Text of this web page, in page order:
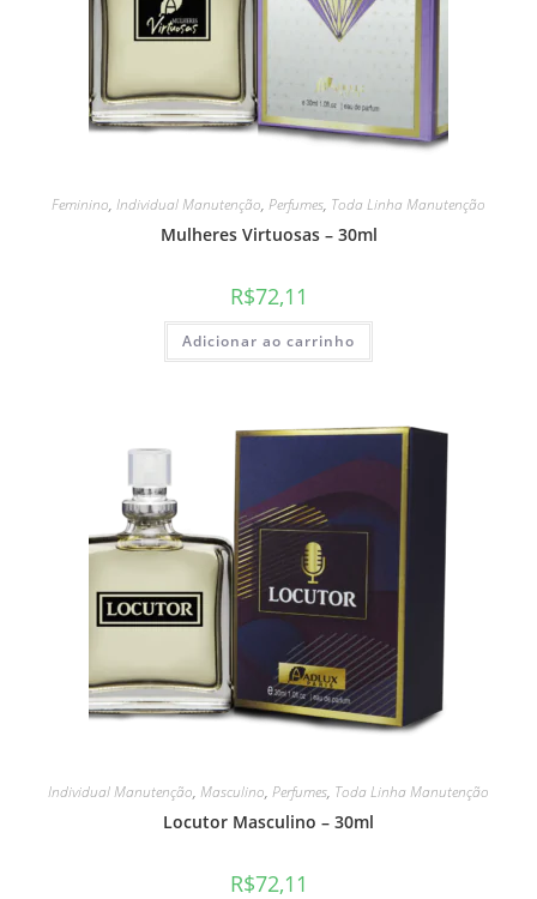
Feminino, Individual Manutenção, Perfumes, Toda Linha Manutenção
Mulheres Virtuosas – 30ml
R$72,11
Adicionar ao carrinho
Individual Manutenção, Masculino, Perfumes, Toda Linha Manutenção
Locutor Masculino – 30ml
R$72,11